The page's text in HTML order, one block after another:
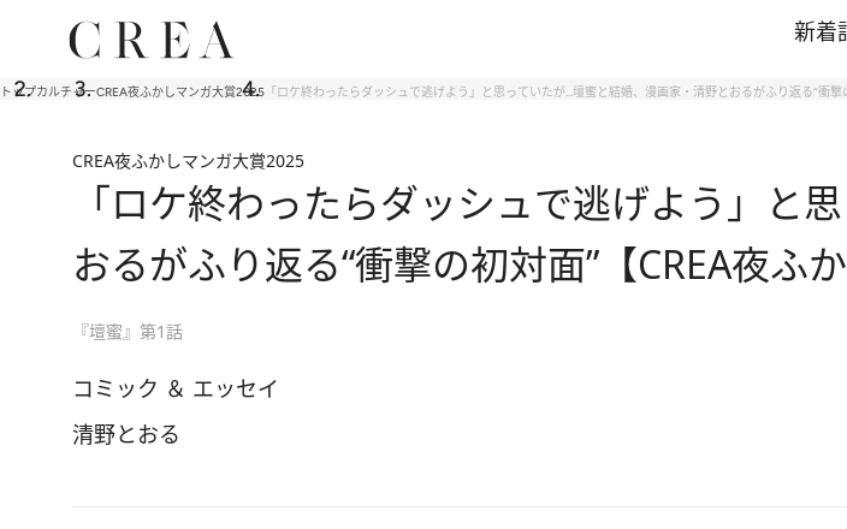
新着
トップカルチャーCREA夜ふかしマンガ大賞2025 「ロケ終わったらダッシュで逃げよう」と思っていたが…壇蜜と結婚、漫画家・清野とおるがふり返る“衝撃
CREA夜ふかしマンガ大賞2025
「ロケ終わったらダッシュで逃げよう」と
おるがふり返る“衝撃の初対面”【CREA夜ふ
『壇蜜』第1話
コミック ＆ エッセイ
清野とおる